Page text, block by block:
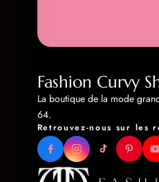
Fashion Curvy
La boutique de la mode
64.
Retrouvez-nous sur les